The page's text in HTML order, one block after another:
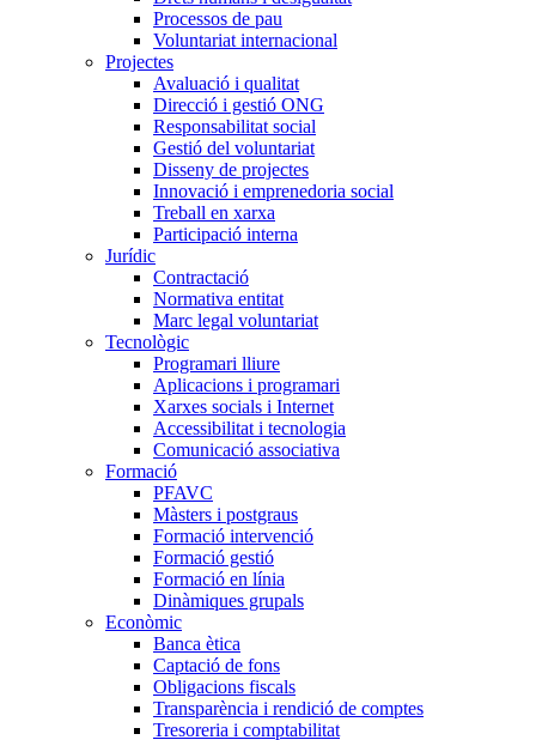
Processos de pau
Voluntariat internacional
Projectes
Avaluació i qualitat
Direcció i gestió ONG
Responsabilitat social
Gestió del voluntariat
Disseny de projectes
Innovació i emprenedoria social
Treball en xarxa
Participació interna
Jurídic
Contractació
Normativa entitat
Marc legal voluntariat
Tecnològic
Programari lliure
Aplicacions i programari
Xarxes socials i Internet
Accessibilitat i tecnologia
Comunicació associativa
Formació
PFAVC
Màsters i postgraus
Formació intervenció
Formació gestió
Formació en línia
Dinàmiques grupals
Econòmic
Banca ètica
Captació de fons
Obligacions fiscals
Transparència i rendició de comptes
Tresoreria i comptabilitat